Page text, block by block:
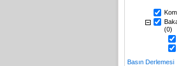
(0)
Basın Derlemesi